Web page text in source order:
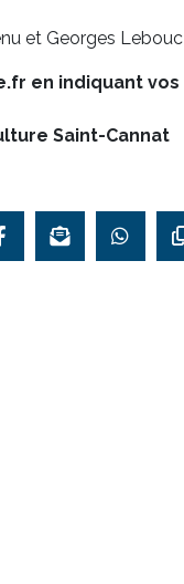
et Georges Lebouc
en indiquant vos
Saint-Cannat